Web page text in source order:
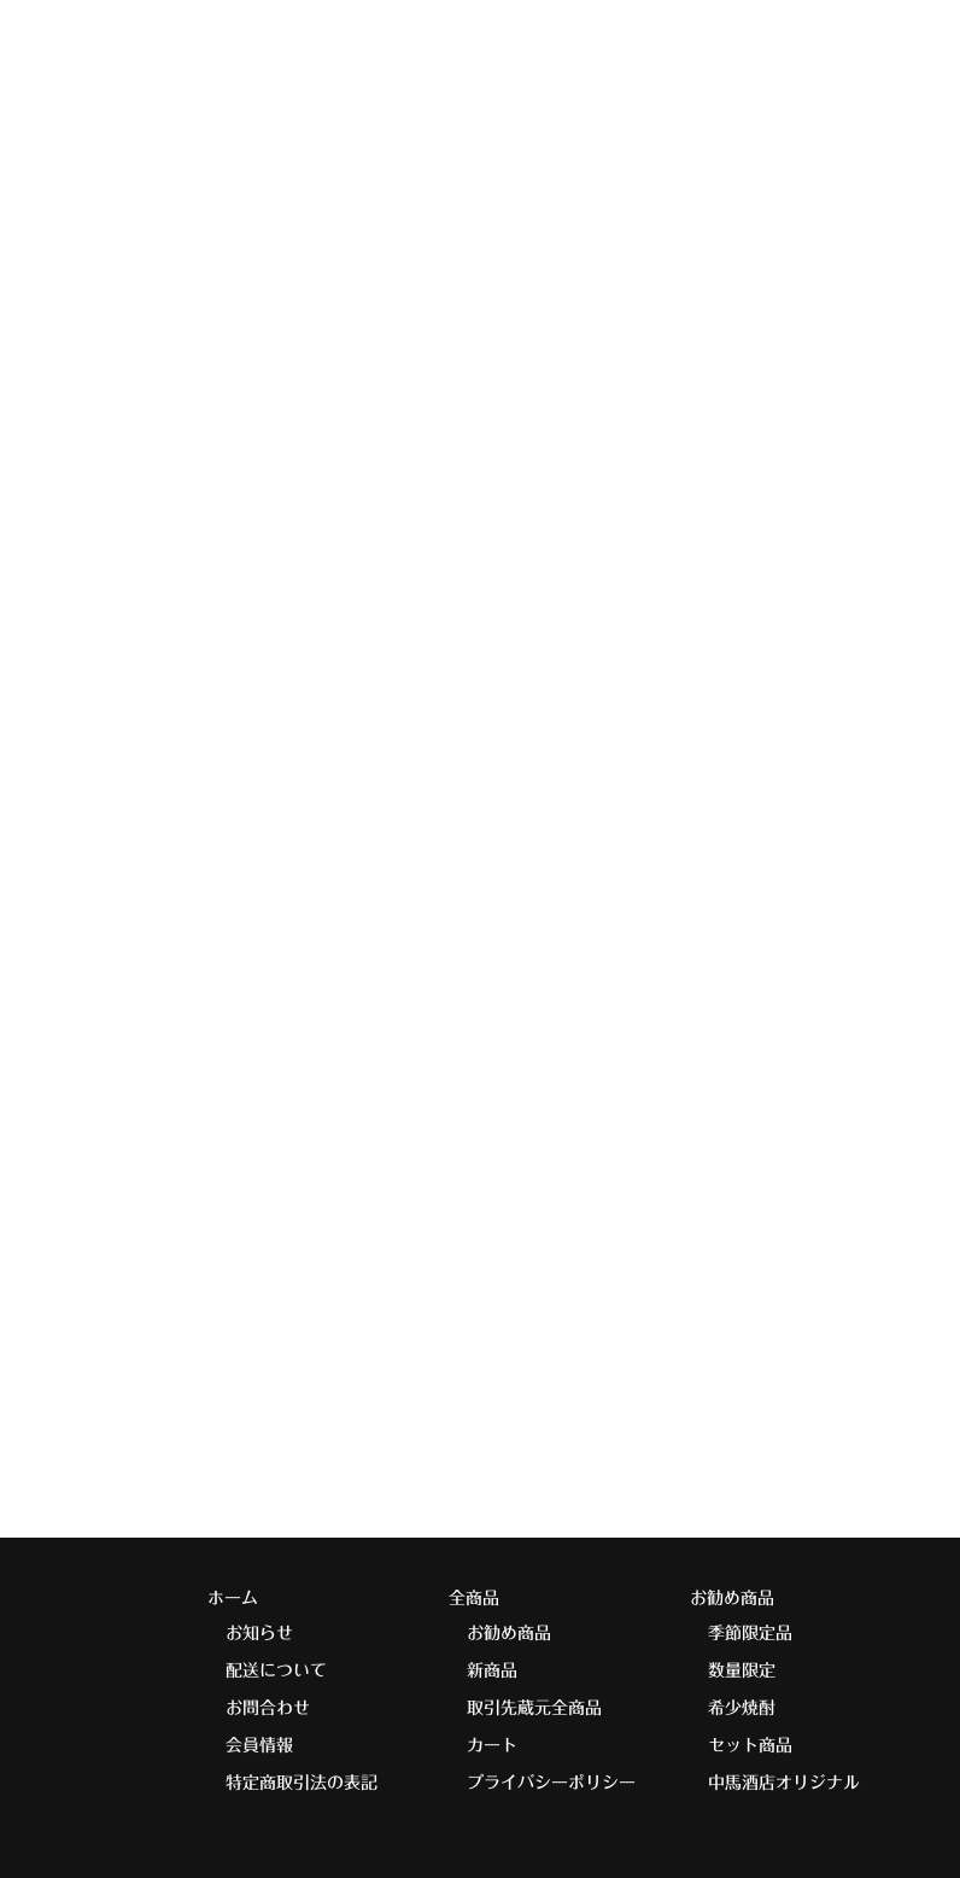
ホーム
お知らせ
配送について
お問合わせ
会員情報
特定商取引法の表記
全商品
お勧め商品
新商品
取引先蔵元全商品
カート
プライバシーポリシー
お勧め商品
季節限定品
数量限定
希少焼酎
セット商品
中馬酒店オリジナル